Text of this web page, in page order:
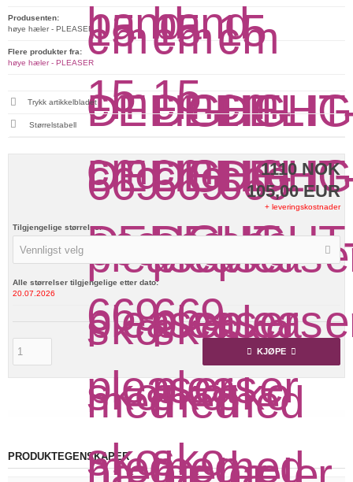
1110 NOK
105,00 EUR
+ leveringskostnader
Tilgjengelige størrelser
Vennligst velg
Alle størrelser tilgjengelige etter dato:
20.07.2026
KJØPE
Produsenten:
høye hæler - PLEASER
Flere produkter fra:
høye hæler - PLEASER
Trykk artikkelbladet
Størrelstabell
PRODUKTEGENSKAPER